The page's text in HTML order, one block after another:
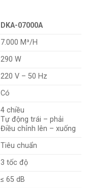
DKA-07000A
7.000 M³/H
290 W
220 V – 50 Hz
Có
4 chiều
Tự động trái – phải
Điều chỉnh lên – xuống
Tiêu chuẩn
3 tốc độ
≤ 65 dB